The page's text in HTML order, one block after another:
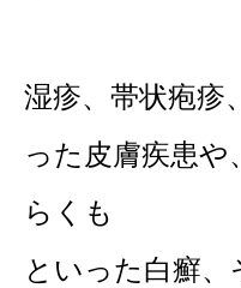
湿疹、帯状疱疹
った皮膚疾患や
らくも
といった白癬